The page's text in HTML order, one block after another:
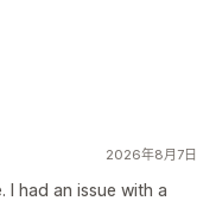
2026年8月7日
I had an issue with a